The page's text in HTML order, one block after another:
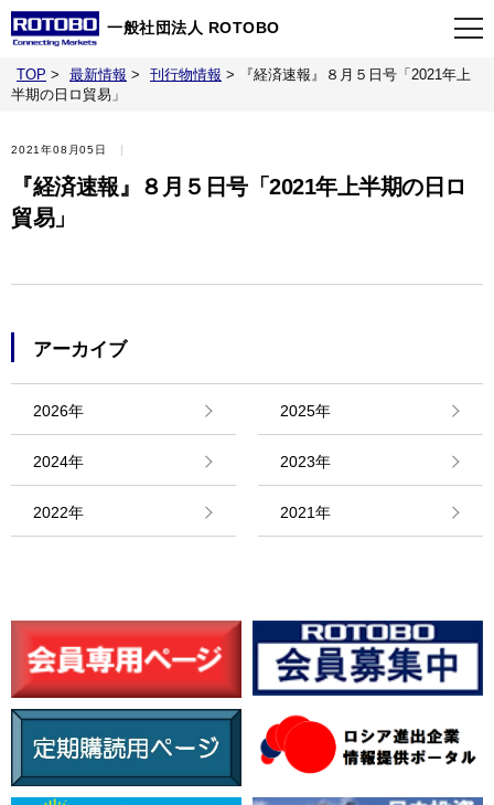
一般社団法人 ROTOBO
TOP
最新情報
当会について
刊行物
情報館
TOP > 最新情報 > 刊行物情報 >
『経済速報』８月５日号「2021年上
半期の日ロ貿易」
2021年08月05日
『経済速報』８月５日号「2021年上半期の日ロ
貿易」
アーカイブ
2026年 2025年
2024年 2023年
2022年 2021年